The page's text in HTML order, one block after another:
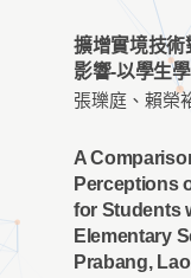
擴增實境技術
影響-以學生
張瓅庭、賴榮
A
Perceptions
for Students
Elementary
Prabang,